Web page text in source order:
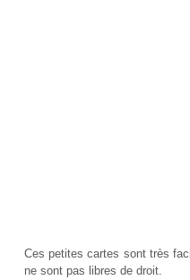
Ces petites cartes sont très
ne sont pas libres de droit.